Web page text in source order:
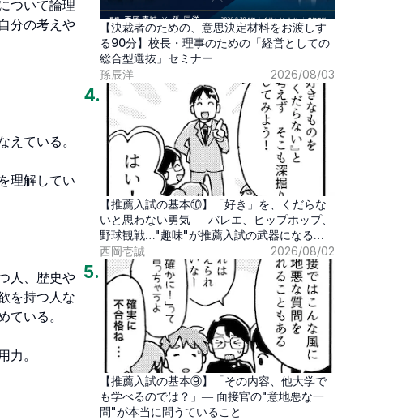
ついて論理
分の考えや
ている。
理解してい
人、歴史や
を持つ人な
いる。
。
【決裁者のための、意思決定材料をお渡しす
る90分】校長・理事のための「経営としての
総合型選抜」セミナー
孫辰洋
2026/08/03
4.
【推薦入試の基本⑩】「好き」を、くだらな
いと思わない勇気 ― バレエ、ヒップホップ、
野球観戦…"趣味"が推薦入試の武器になる時
代
西岡壱誠 2026/08/02
5.
【推薦入試の基本⑨】「その内容、他大学で
も学べるのでは？」― 面接官の"意地悪な一
問"が本当に問うていること